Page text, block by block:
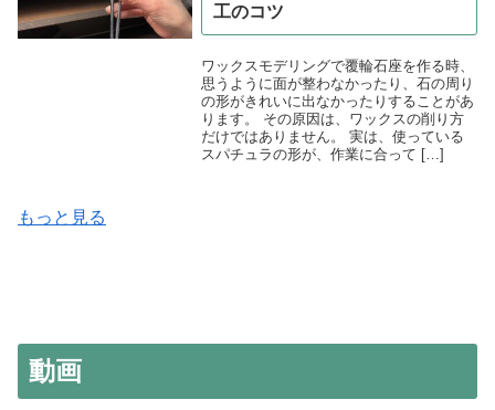
工のコツ
ワックスモデリングで覆輪石座を作る時、
思うように面が整わなかったり、石の周り
の形がきれいに出なかったりすることがあ
ります。 その原因は、ワックスの削り方
だけではありません。 実は、使っている
スパチュラの形が、作業に合って […]
もっと見る
動画